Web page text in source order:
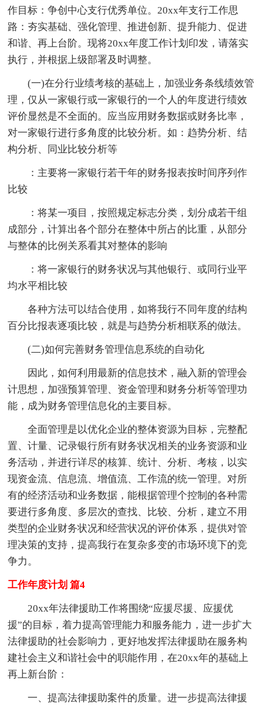
作目标：争创中心支行优秀单位。20xx年支行工作思
路：夯实基础、强化管理、推进创新、提升能力、促进
和谐、再上台阶。现将20xx年度工作计划印发，请落实
执行，并根据上级部署及时调整。
(一)在分行业绩考核的基础上，加强业务条线绩效管
理，仅从一家银行或一家银行的一个人的年度进行绩效
评价显然是不全面的。应当应用财务数据或财务比率，
对一家银行进行多角度的比较分析。如：趋势分析、结
构分析、同业比较分析等
：主要将一家银行若干年的财务报表按时间序列作
比较
：将某一项目，按照规定标志分类，划分成若干组
成部分，计算出各个部分在整体中所占的比重，从部分
与整体的比例关系看其对整体的影响
：将一家银行的财务状况与其他银行、或同行业平
均水平相比较
各种方法可以结合使用，如将我行不同年度的结构
百分比报表逐项比较，就是与趋势分析相联系的做法。
(二)如何完善财务管理信息系统的自动化
因此，如何利用最新的信息技术，融入新的管理会
计思想，加强预算管理、资金管理和财务分析等管理功
能，成为财务管理信息化的主要目标。
全面管理是以优化企业的整体资源为目标，完整配
置、计量、记录银行所有财务状况相关的业务资源和业
务活动，并进行详尽的核算、统计、分析、考核，以实
现资金流、信息流、增值流、工作流的统一管理。对所
有的经济活动和业务数据，能根据管理个控制的各种需
要进行多角度、多层次的查找、比较、分析，建立不用
类型的企业财务状况和经营状况的评价体系，提供对管
理决策的支持，提高我行在复杂多变的市场环境下的竞
争力。
工作年度计划 篇4
20xx年法律援助工作将围绕“应援尽援、应援优
援”的目标，着力提高管理能力和服务能力，进一步扩大
法律援助的社会影响力，更好地发挥法律援助在服务构
建社会主义和谐社会中的职能作用，在20xx年的基础上
再上新台阶：
一、提高法律援助案件的质量。进一步提高法律援